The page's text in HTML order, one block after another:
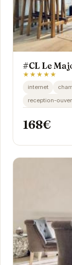
#CL Le
★★★★★
internet
reception-
168€